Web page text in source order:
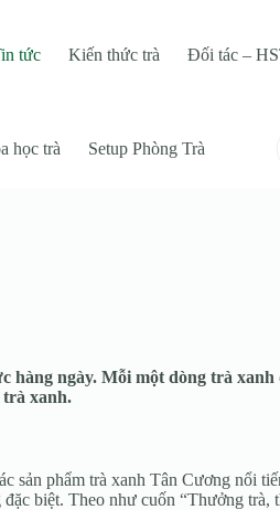
tức Kiến thức trà Đối tác –
học trà Setup Phòng Trà
ngày. Mỗi một dòng trà
trà xanh.
phẩm trà xanh Tân Cương nổi
biệt. Theo như cuốn “Thưởng